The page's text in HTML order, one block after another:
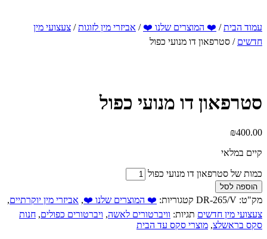
עמוד הבית/ ❤️ המוצרים שלנו ❤️ / אביזרי מין לזוגות/ צעצועי מין
חדשים / סטרפאון דו מנועי כפול
סטרפאון דו מנועי כפול
₪400.00
קיים במלאי
כמות של סטרפאון דו מנועי כפול
הוספה לסל
מק"ט: DR-265/V קטגוריות: ❤️ המוצרים שלנו ❤️, אביזרי מין יוקרתיים,
צעצועי מין חדשים תגיות: וויברטורים לאשה, ויברטורים כפולים, חנות
סקס בראשלצ, מוצרי סקס עד הבית